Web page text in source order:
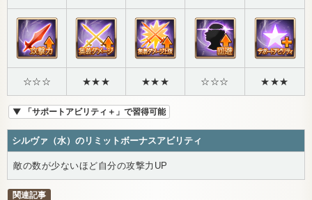
☆☆☆ ★★★ ★★★ ☆☆☆ ★★★
▼ 「サポートアビリティ＋」で習得可能
シルヴァ（水）のリミットボーナスアビリティ
敵の数が少ないほど自分の攻撃力UP